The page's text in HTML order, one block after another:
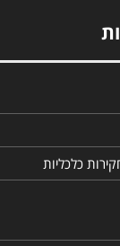
כלכליות